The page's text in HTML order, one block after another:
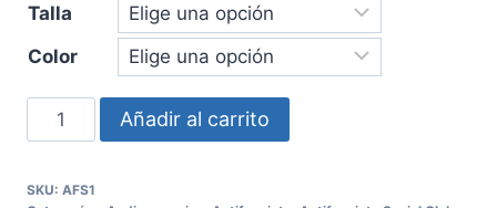
Talla
Color
Polera
Antifascista
Club
Añadir al carrito
SKU: AFS1